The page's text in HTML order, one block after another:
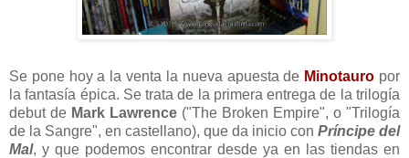
Se pone hoy a la venta la nueva apuesta de Minotauro por
la fantasía épica. Se trata de la primera entrega de la trilogía
debut de Mark Lawrence ("The Broken Empire", o "Trilogía
de la Sangre", en castellano), que da inicio con Príncipe del
Mal, y que podemos encontrar desde ya en las tiendas en